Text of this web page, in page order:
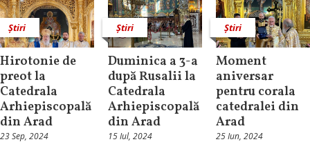
Știri
Hirotonie de
preot la
Catedrala
Arhiepiscopală
din Arad
23 Sep, 2024
Știri
Duminica a 3-a
după Rusalii la
Catedrala
Arhiepiscopală
din Arad
15 Iul, 2024
Știri
Moment
aniversar
pentru corala
catedralei din
Arad
25 Iun, 2024